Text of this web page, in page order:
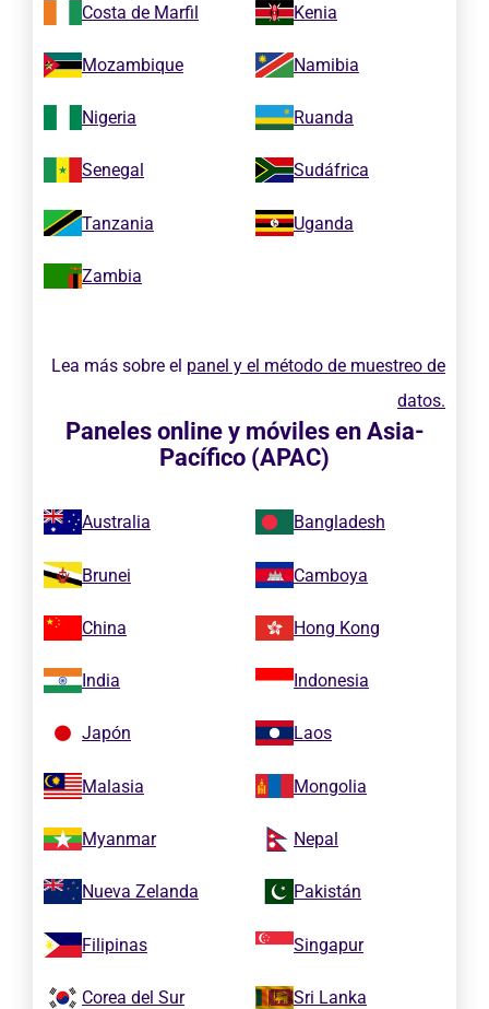
Costa de Marfil Kenia
Mozambique Namibia
Nigeria Ruanda
Senegal Sudáfrica
Tanzania Uganda
Zambia
Lea más sobre el panel y el método de muestreo de
datos.
Paneles online y móviles en Asia-
Pacífico (APAC)
Australia Bangladesh
Brunei Camboya
China Hong Kong
India Indonesia
Japón Laos
Malasia Mongolia
Myanmar Nepal
Nueva Zelanda Pakistán
Filipinas Singapur
Corea del Sur Sri Lanka